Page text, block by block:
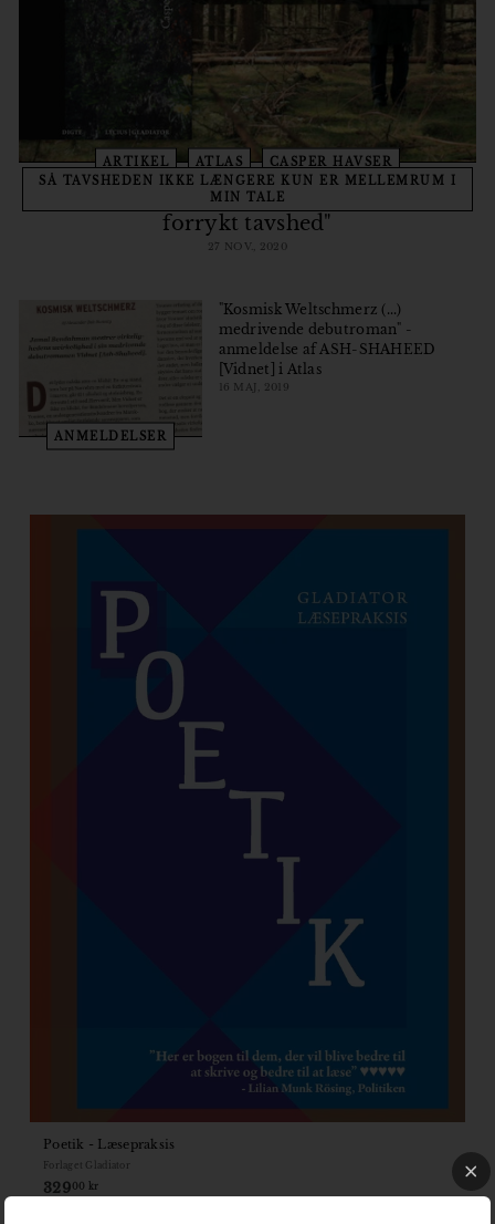
ARTIKEL ATLAS
CASPER HAVSER
SÅ TAVSHEDEN IKKE LÆNGERE KUN ER MELLEMRUM I
MIN TALE
Atlas: "Der findes også i vores samfund en
forrykt tavshed"
27 NOV., 2020
ANMELDELSER
"Kosmisk Weltschmerz (...)
medrivende debutroman" -
anmeldelse af ASH-SHAHEED
[Vidnet] i Atlas
16 MAJ, 2019
Poetik - Læsepraksis
Forlaget Gladiator
329 00 kr